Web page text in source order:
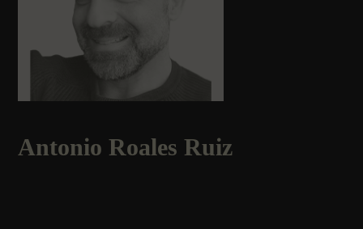
Antonio Roales Ruiz